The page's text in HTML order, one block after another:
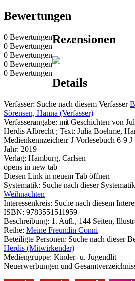
Bewertungen
0 Bewertungen
0 Bewertungen
0 Bewertungen
0 Bewertungen
0 Bewertungen
Rezensionen
Details
Verfasser: Suche nach diesem Verfasser
Sörensen, Hanna (Verfasser)
Verfasserangabe: mit Geschichten von
Herdis Albrecht ; Text: Julia Boehme,
Medienkennzeichen: J Vorlesebuch 6-9 J
Jahr: 2019
Verlag: Hamburg, Carlsen
opens in new tab
Diesen Link in neuem Tab öffnen
Systematik: Suche nach dieser Systematik
Weihnachten
Interessenkreis: Suche nach diesem
ISBN: 9783551511959
Beschreibung: 1. Aufl., 144 Seiten,
Reihe: Meine Freundin Conni
Beteiligte Personen: Suche nach dieser
Herdis (Mitwirkender)
Mediengruppe: Kinder- u. Jugendlit
Neuerwerbungen und